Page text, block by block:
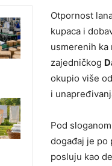
Otpornost
kupaca i
usmerenih ka
zajedničkog
okupio više
i
Pod sloganom
događaj je po
posluju kao